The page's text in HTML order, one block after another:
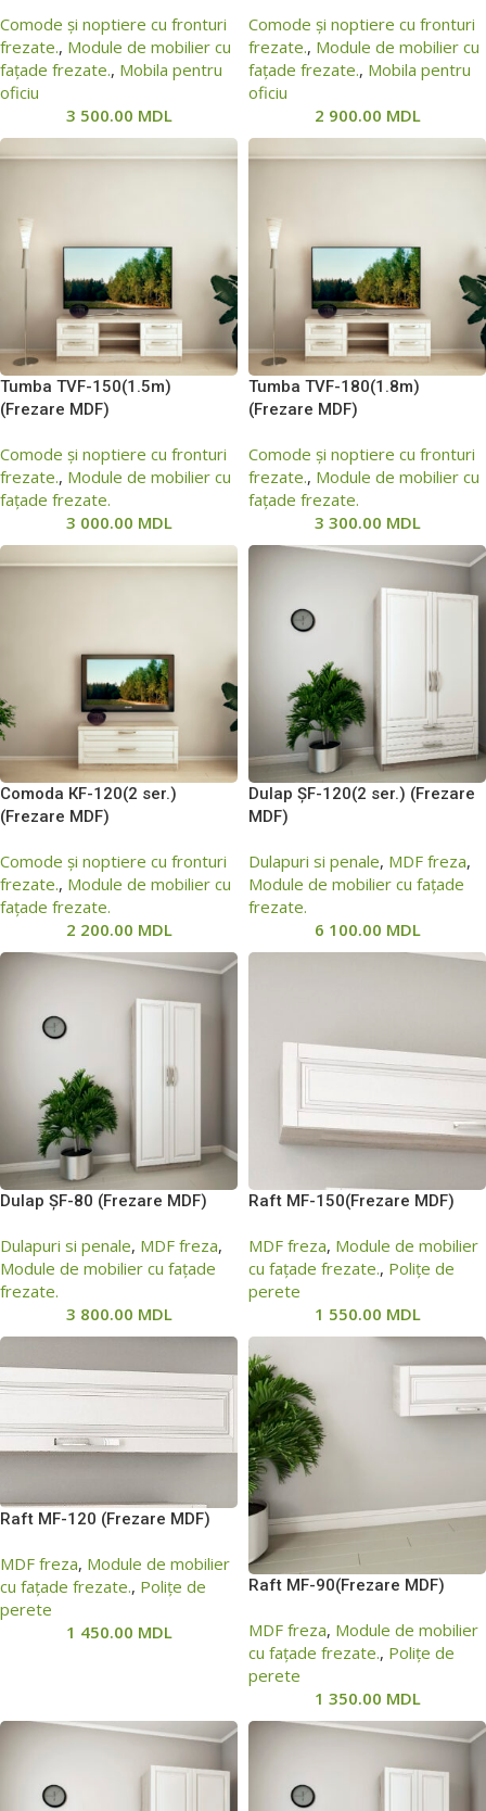
Comode și noptiere cu fronturi
frezate., Module de mobilier cu
fațade frezate., Mobila pentru
oficiu
3 500.00 MDL
Comode și noptiere cu fronturi
frezate., Module de mobilier cu
fațade frezate., Mobila pentru
oficiu
2 900.00 MDL
Tumba ТVF-150(1.5m)
(Frezare MDF)
Comode și noptiere cu fronturi
frezate., Module de mobilier cu
fațade frezate.
3 000.00 MDL
Tumba ТVF-180(1.8m)
(Frezare MDF)
Comode și noptiere cu fronturi
frezate., Module de mobilier cu
fațade frezate.
3 300.00 MDL
Comoda КF-120(2 ser.)
(Frezare MDF)
Comode și noptiere cu fronturi
frezate., Module de mobilier cu
fațade frezate.
2 200.00 MDL
Dulap ȘF-120(2 ser.) (Frezare
MDF)
Dulapuri si penale, MDF freza,
Module de mobilier cu fațade
frezate.
6 100.00 MDL
Dulap ȘF-80 (Frezare MDF)
Dulapuri si penale, MDF freza,
Module de mobilier cu fațade
frezate.
3 800.00 MDL
Raft МF-150(Frezare MDF)
MDF freza, Module de mobilier
cu fațade frezate., Polițe de
perete
1 550.00 MDL
Raft МF-120 (Frezare MDF)
MDF freza, Module de mobilier
cu fațade frezate., Polițe de
perete
1 450.00 MDL
Raft МF-90(Frezare MDF)
MDF freza, Module de mobilier
cu fațade frezate., Polițe de
perete
1 350.00 MDL